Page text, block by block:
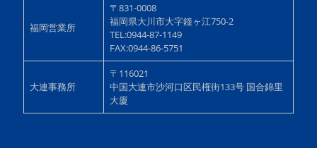
福岡営業所
〒831-0008
福岡県大川市大字鐘ヶ江750-2
TEL:0944-87-1149
FAX:0944-86-5751
大連事務所
〒116021
中国大連市沙河口区民権街133号 国合錦里
大廈